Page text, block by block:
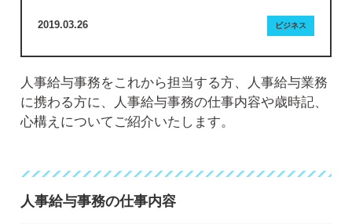
2019.03.26 ビジネス
人事給与事務をこれから担当する方、人事給与業務
に携わる方に、人事給与事務の仕事内容や歳時記、
心構えについてご紹介いたします。
人事給与事務の仕事内容